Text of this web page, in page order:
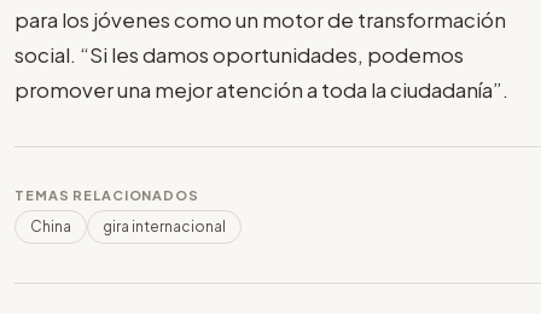
para los jóvenes como un motor de transformación
social. “Si les damos oportunidades, podemos
promover una mejor atención a toda la ciudadanía”.
TEMAS RELACIONADOS
China gira internacional